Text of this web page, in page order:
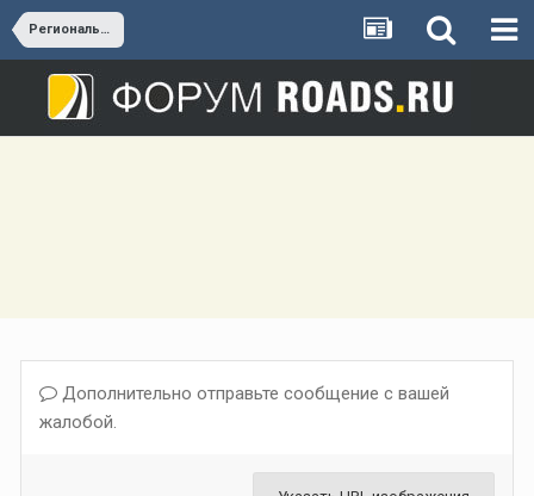
Региональные дороги Московской области
Дополнительно отправьте сообщение с вашей
жалобой.